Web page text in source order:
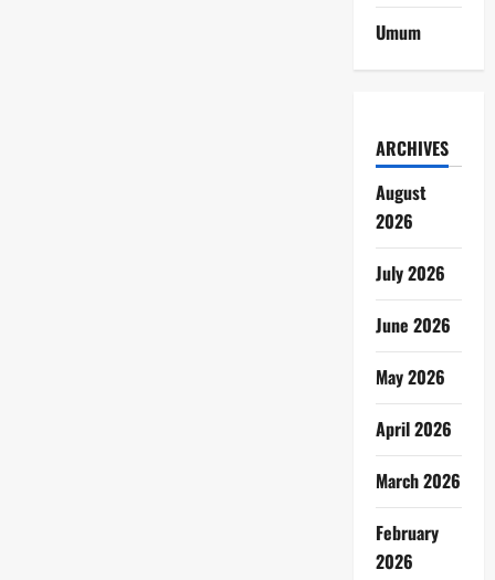
Umum
ARCHIVES
August
2026
July 2026
June 2026
May 2026
April 2026
March 2026
February
2026